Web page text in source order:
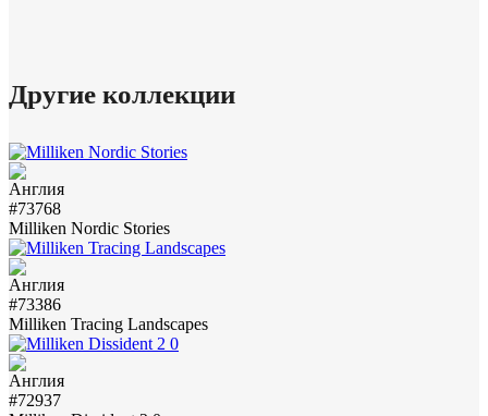
Другие коллекции
#73768
Milliken Nordic Stories
#73386
Milliken Tracing Landscapes
#72937